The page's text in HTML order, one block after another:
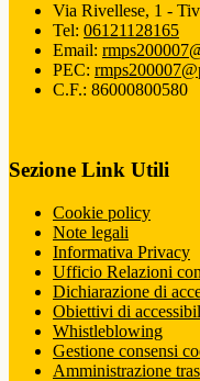
Via Rivellese, 1 -
Tel: 06121128165
Email:
PEC:
C.F.: 86000800580
Sezione Link Utili
Cookie policy
Note legali
Informativa Privacy
Ufficio Relazioni
Dichiarazione di
Obiettivi di
Whistleblowing
Gestione consensi
Amministrazione